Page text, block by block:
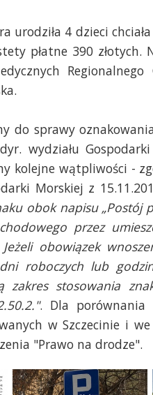
urodziła 4 dzieci
płatne 390 złotych.
do sprawy
wydziału
kolejne wątpliwości -
Morskiej z
obok napisu „Postój
przez
obowiązek
roboczych lub
zakres stosowania
. Dla porównania
w Szczecinie i
"Prawo na drodze".